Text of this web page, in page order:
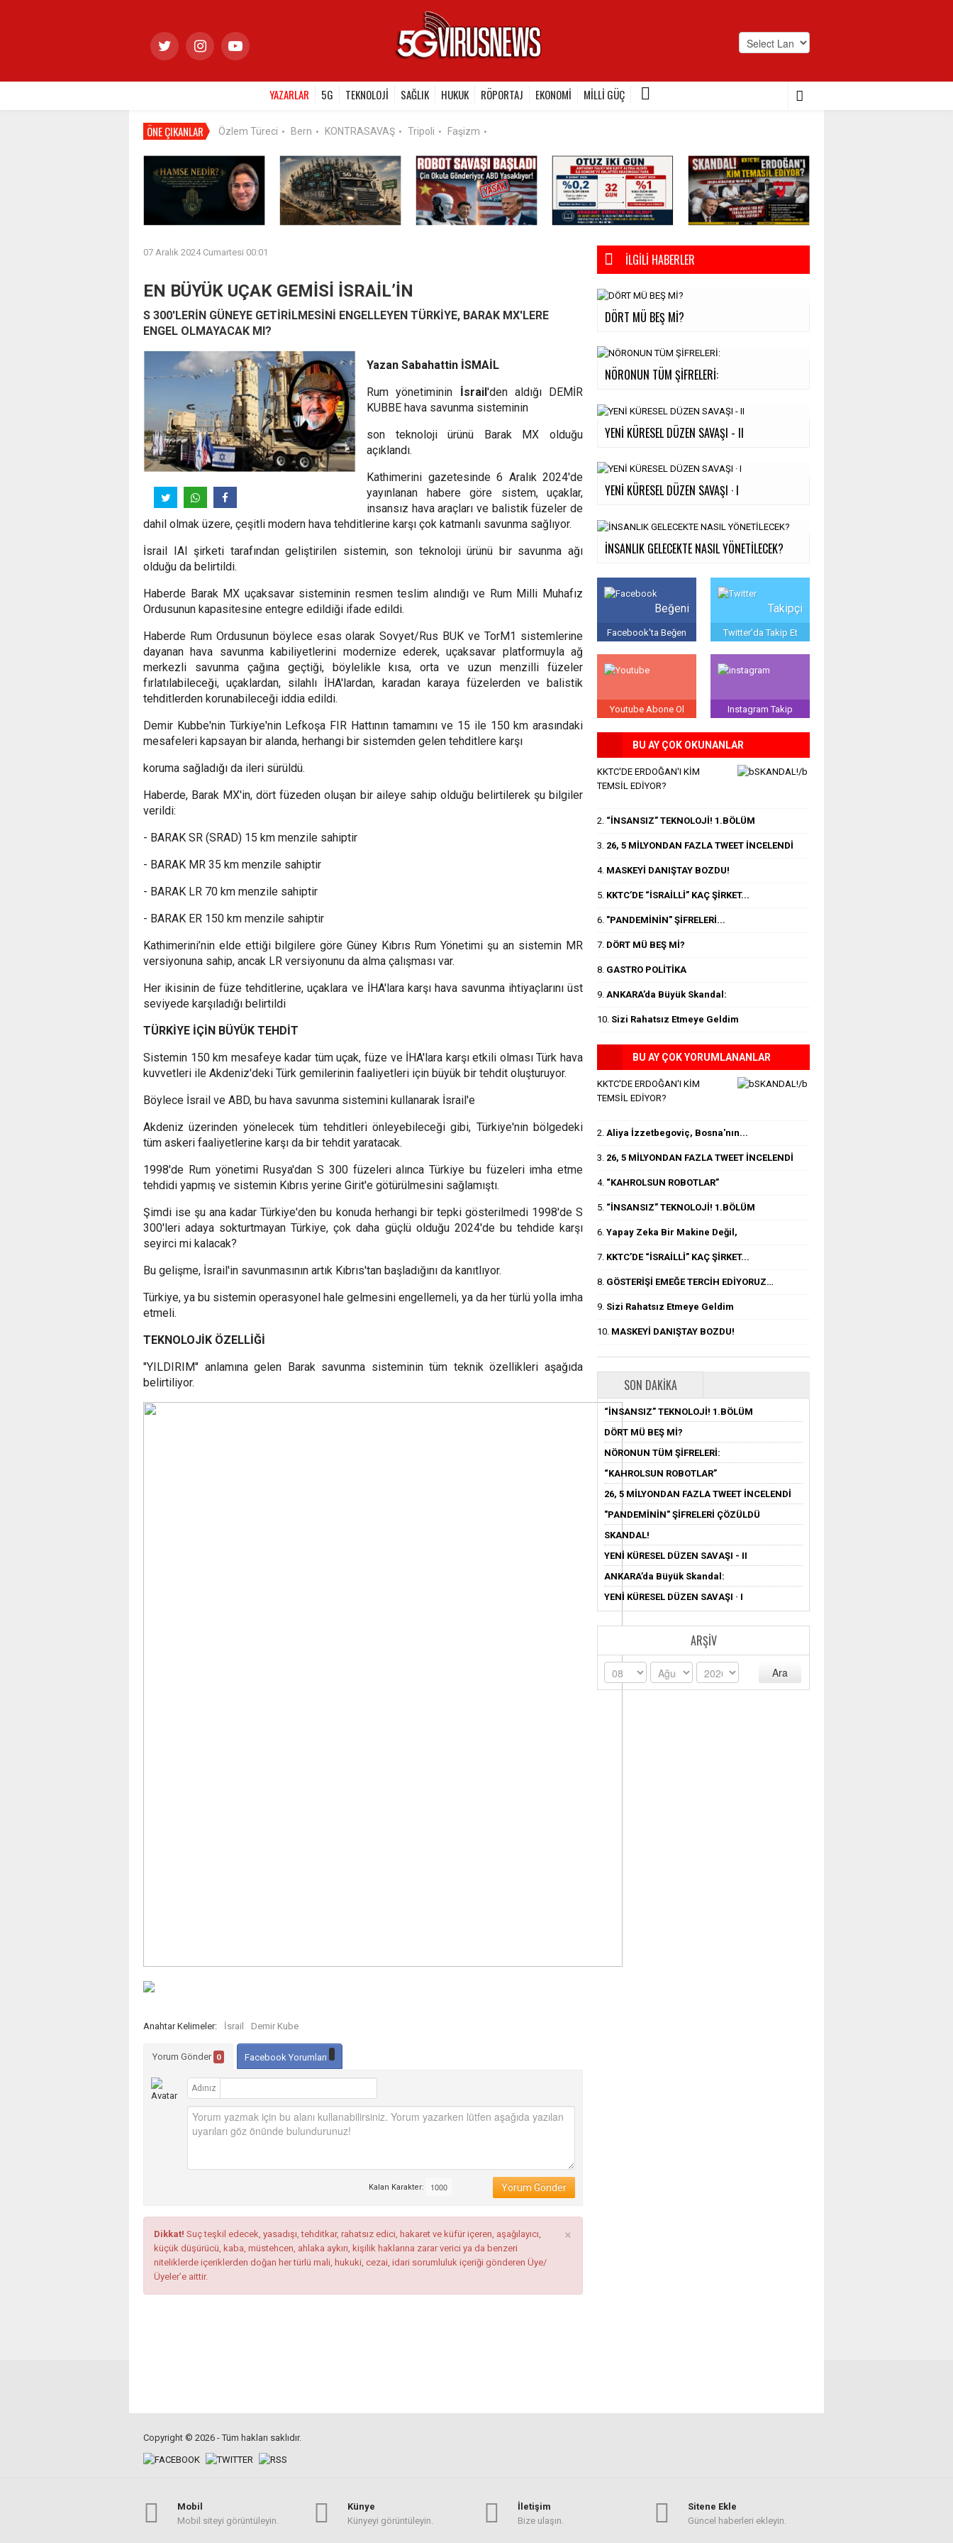
YAZARLAR 5G TEKNOLOJİ SAĞLIK HUKUK RÖPORTAJ EKONOMİ MİLLİ GÜÇ
ÖNE ÇIKANLAR Özlem Türeci • Bern • KONTRASAVAŞ • Tripoli • Faşizm •
07 Aralık 2024 Cumartesi 00:01
EN BÜYÜK UÇAK GEMİSİ İSRAİL’İN
S 300'LERİN GÜNEYE GETİRİLMESİNİ ENGELLEYEN TÜRKİYE, BARAK MX'LERE
ENGEL OLMAYACAK MI?
Yazan Sabahattin İSMAİL
Rum yönetiminin İsrail'den aldığı DEMİR
KUBBE hava savunma sisteminin
son teknoloji ürünü Barak MX olduğu
açıklandı.
Kathimerini gazetesinde 6 Aralık 2024'de
yayınlanan habere göre sistem, uçaklar,
insansız hava araçları ve balistik füzeler de
dahil olmak üzere, çeşitli modern hava tehditlerine karşı çok katmanlı savunma sağlıyor.
İsrail IAI şirketi tarafından geliştirilen sistemin, son teknoloji ürünü bir savunma ağı
olduğu da belirtildi.
Haberde Barak MX uçaksavar sisteminin resmen teslim alındığı ve Rum Milli Muhafız
Ordusunun kapasitesine entegre edildiği ifade edildi.
Haberde Rum Ordusunun böylece esas olarak Sovyet/Rus BUK ve TorM1 sistemlerine
dayanan hava savunma kabiliyetlerini modernize ederek, uçaksavar platformuyla ağ
merkezli savunma çağına geçtiği, böylelikle kısa, orta ve uzun menzilli füzeler
fırlatılabileceği, uçaklardan, silahlı İHA'lardan, karadan karaya füzelerden ve balistik
tehditlerden korunabileceği iddia edildi.
Demir Kubbe'nin Türkiye'nin Lefkoşa FIR Hattının tamamını ve 15 ile 150 km arasındaki
mesafeleri kapsayan bir alanda, herhangi bir sistemden gelen tehditlere karşı
koruma sağladığı da ileri sürüldü.
Haberde, Barak MX'in, dört füzeden oluşan bir aileye sahip olduğu belirtilerek şu bilgiler
verildi:
- BARAK SR (SRAD) 15 km menzile sahiptir
- BARAK MR 35 km menzile sahiptir
- BARAK LR 70 km menzile sahiptir
- BARAK ER 150 km menzile sahiptir
Kathimerini’nin elde ettiği bilgilere göre Güney Kıbrıs Rum Yönetimi şu an sistemin MR
versiyonuna sahip, ancak LR versiyonunu da alma çalışması var.
Her ikisinin de füze tehditlerine, uçaklara ve İHA'lara karşı hava savunma ihtiyaçlarını üst
seviyede karşıladığı belirtildi
TÜRKİYE İÇİN BÜYÜK TEHDİT
Sistemin 150 km mesafeye kadar tüm uçak, füze ve İHA'lara karşı etkili olması Türk hava
kuvvetleri ile Akdeniz'deki Türk gemilerinin faaliyetleri için büyük bir tehdit oluşturuyor.
Böylece İsrail ve ABD, bu hava savunma sistemini kullanarak İsrail'e
Akdeniz üzerinden yönelecek tüm tehditleri önleyebileceği gibi, Türkiye'nin bölgedeki
tüm askeri faaliyetlerine karşı da bir tehdit yaratacak.
1998'de Rum yönetimi Rusya'dan S 300 füzeleri alınca Türkiye bu füzeleri imha etme
tehdidi yapmış ve sistemin Kıbrıs yerine Girit'e götürülmesini sağlamıştı.
Şimdi ise şu ana kadar Türkiye'den bu konuda herhangi bir tepki gösterilmedi 1998'de S
300'leri adaya sokturtmayan Türkiye, çok daha güçlü olduğu 2024'de bu tehdide karşı
seyirci mi kalacak?
Bu gelişme, İsrail'in savunmasının artık Kıbrıs'tan başladığını da kanıtlıyor.
Türkiye, ya bu sistemin operasyonel hale gelmesini engellemeli, ya da her türlü yolla imha
etmeli.
TEKNOLOJİK ÖZELLİĞİ
"YILDIRIM" anlamına gelen Barak savunma sisteminin tüm teknik özellikleri aşağıda
belirtiliyor.
Anahtar Kelimeler: İsrail Demir Kube
Yorum Gönder 0 Facebook Yorumları
Adınız
Yorum Gönder
Kalan Karakter:
×
Dikkat! Suç teşkil edecek, yasadışı, tehditkar, rahatsız edici, hakaret ve küfür içeren, aşağılayıcı,
küçük düşürücü, kaba, müstehcen, ahlaka aykırı, kişilik haklarına zarar verici ya da benzeri
niteliklerde içeriklerden doğan her türlü mali, hukuki, cezai, idari sorumluluk içeriği gönderen Üye/
Üyeler’e aittir.
İLGILI HABERLER
DÖRT MÜ BEŞ Mİ?
NÖRONUN TÜM ŞİFRELERİ:
YENİ KÜRESEL DÜZEN SAVAŞI - II
YENİ KÜRESEL DÜZEN SAVAŞI · I
İNSANLIK GELECEKTE NASIL YÖNETİLECEK?
Beğeni
Facebook'ta Beğen
Takipçi
Twitter'da Takip Et
Youtube Abone Ol Instagram Takip
BU AY ÇOK OKUNANLAR
KKTC'DE ERDOĞAN'I KİM
TEMSİL EDİYOR?
2. “İNSANSIZ” TEKNOLOJİ! 1.BÖLÜM
3. 26, 5 MİLYONDAN FAZLA TWEET İNCELENDİ
4. MASKEYİ DANIŞTAY BOZDU!
5. KKTC’DE “İSRAİLLİ” KAÇ ŞİRKET...
6. "PANDEMİNİN" ŞİFRELERİ...
7. DÖRT MÜ BEŞ Mİ?
8. GASTRO POLİTİKA
9. ANKARA’da Büyük Skandal:
10. Sizi Rahatsız Etmeye Geldim
BU AY ÇOK YORUMLANANLAR
KKTC'DE ERDOĞAN'I KİM
TEMSİL EDİYOR?
2. Aliya İzzetbegoviç, Bosna'nın...
3. 26, 5 MİLYONDAN FAZLA TWEET İNCELENDİ
4. “KAHROLSUN ROBOTLAR”
5. “İNSANSIZ” TEKNOLOJİ! 1.BÖLÜM
6. Yapay Zeka Bir Makine Değil,
7. KKTC’DE “İSRAİLLİ” KAÇ ŞİRKET...
8. GÖSTERİŞİ EMEĞE TERCİH EDİYORUZ…
9. Sizi Rahatsız Etmeye Geldim
10. MASKEYİ DANIŞTAY BOZDU!
SON DAKIKA
“İNSANSIZ” TEKNOLOJİ! 1.BÖLÜM
DÖRT MÜ BEŞ Mİ?
NÖRONUN TÜM ŞİFRELERİ:
“KAHROLSUN ROBOTLAR”
26, 5 MİLYONDAN FAZLA TWEET İNCELENDİ
"PANDEMİNİN" ŞİFRELERİ ÇÖZÜLDÜ
SKANDAL!
YENİ KÜRESEL DÜZEN SAVAŞI - II
ANKARA’da Büyük Skandal:
YENİ KÜRESEL DÜZEN SAVAŞI · I
ARŞIV
Ara
Copyright © 2026 - Tüm hakları saklıdır.
Mobil
Mobil siteyi görüntüleyin.
Künye
Künyeyi görüntüleyin.
İletişim
Bize ulaşın.
Sitene Ekle
Güncel haberleri ekleyin.